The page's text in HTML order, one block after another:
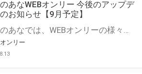
あなWEBオンリー 今後のアップデ
お知らせ【9月予定】
とらのあなでは、WEBオンリーの様々な支援を実施しています。 今回は2021年9月に実装を予定しているアップデート情報についてご紹介いたします。 とらのあなWEBオンリーサイトはこちら
ンリー